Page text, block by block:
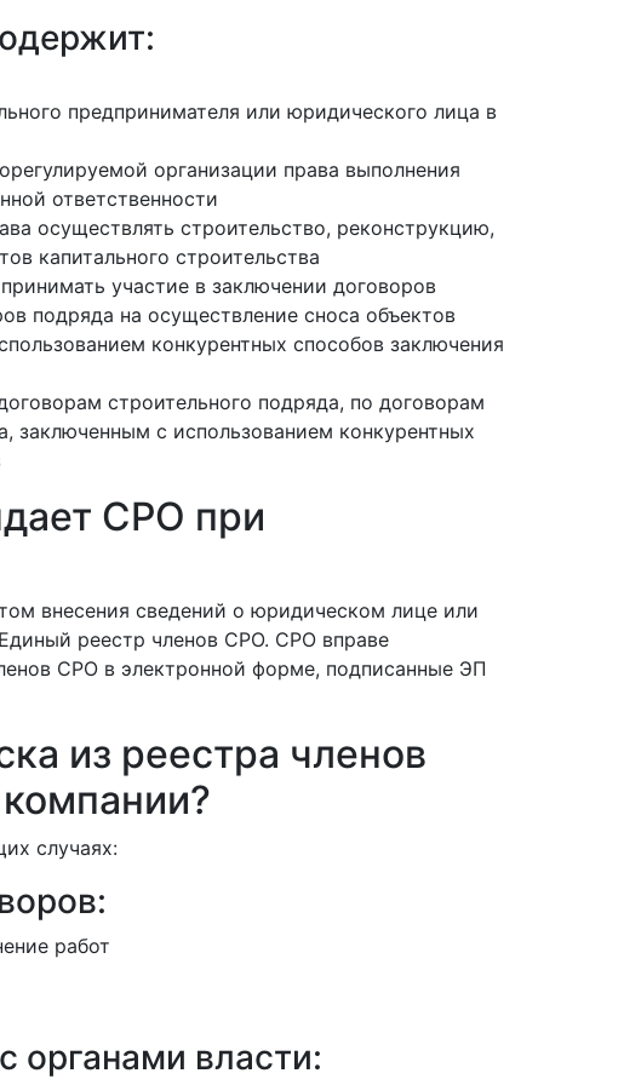
предпринимателя или юридического лица в
организации права выполнения
ответственности
осуществлять строительство, реконструкцию,
капитального строительства
участие в заключении договоров
подряда на осуществление сноса объектов
конкурентных способов заключения
строительного подряда, по договорам
заключенным с использованием конкурентных
СРО при
внесения сведений о юридическом лице или
реестр членов СРО. СРО вправе
СРО в электронной форме, подписанные ЭП
из реестра членов
случаях:
работ
органами власти: